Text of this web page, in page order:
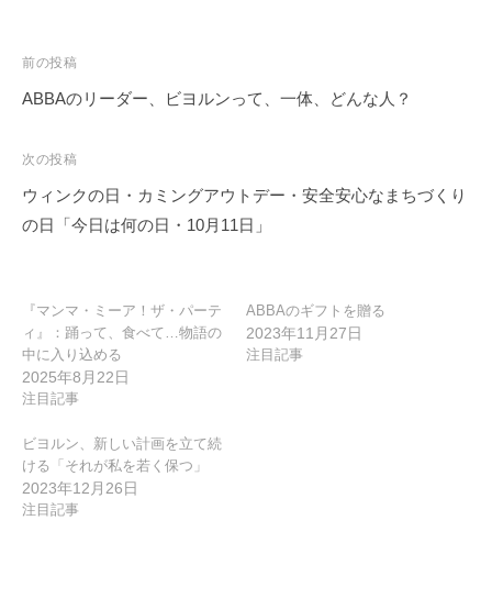
投
稿
ビ
ゲ
ー
ン
前の投稿
ABBAのリーダー、ビヨルンって、一体、どんな人？
次の投稿
ウィンクの日・カミングアウトデー・安全安心なまちづくり
の日「今日は何の日・10月11日」
『マンマ・ミーア！ザ・パーテ
ィ』：踊って、食べて…物語の
中に入り込める
2025年8月22日
注目記事
ABBAのギフトを贈る
2023年11月27日
注目記事
ビヨルン、新しい計画を立て続
ける「それが私を若く保つ」
2023年12月26日
注目記事